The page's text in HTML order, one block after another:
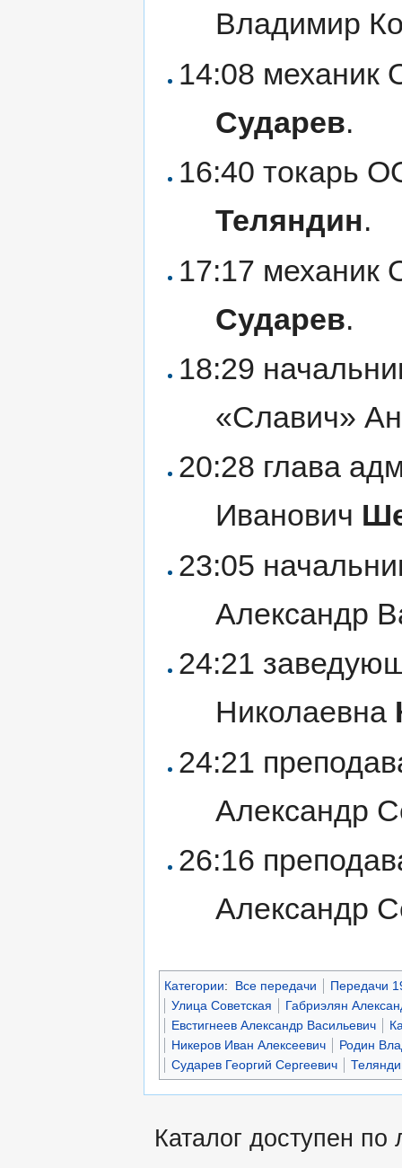
Владимир
14:08 механик
Сударев.
16:40 токарь
Теляндин.
17:17 механик
Сударев.
18:29
«Славич»
20:28 глава
Иванович
23:05
Александр
24:21
Николаевна
24:21
Александр
26:16
Александр
Категории: Все передачи
Передачи
Улица Советская
Габриэлян
Евстигнеев Александр Васильевич
Никеров Иван Алексеевич
Родин
Сударев Георгий Сергеевич
Каталог доступен